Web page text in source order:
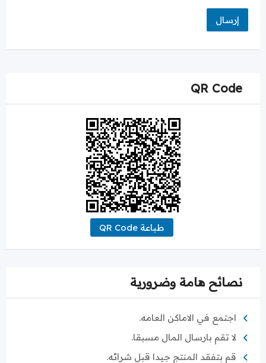
QR Code
طباعة QR Code
نصائح هامة وضرورية
اجتمع في الاماكن العامه.
لا تقم بارسال المال مسبقا.
قم بتفقد المنتج جيدا قبل شرائه.